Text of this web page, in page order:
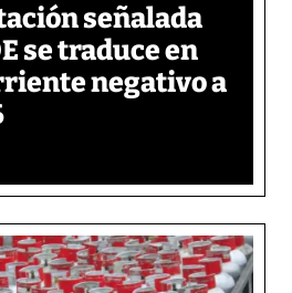
señalada
se traduce en
negativo a